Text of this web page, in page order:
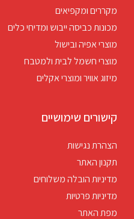
מקררים ומקפיאים
מכונות כביסה ייבוש ומדיחי כלים
מוצרי אפיה ובישול
מוצרי חשמל לבית ולמטבח
מיזוג אוויר ומוצרי אקלים
קישורים שימושיים
הצהרת נגישות
תקנון האתר
מדיניות הובלה משלוחים
מדיניות פרטיות
מפת האתר